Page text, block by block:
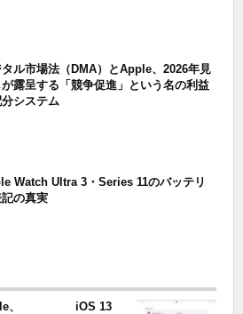
ル市場法（DMA）とApple、2026年見
露呈する「競争促進」という名の利益
システム
Watch Ultra 3・Series 11のバッテリ
記の真実
、
iOS 13